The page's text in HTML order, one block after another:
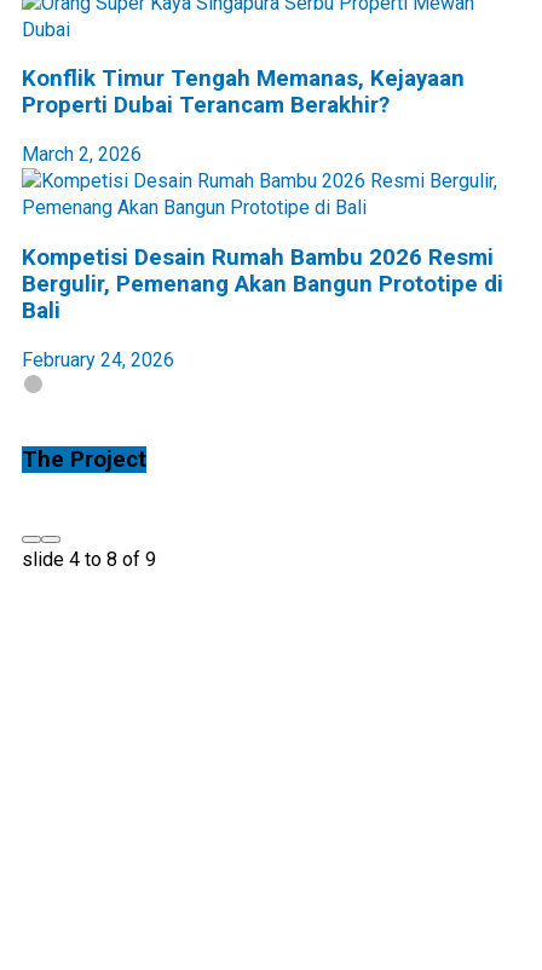
Konflik Timur Tengah Memanas, Kejayaan
Properti Dubai Terancam Berakhir?
March 2, 2026
Kompetisi Desain Rumah Bambu 2026 Resmi
Bergulir, Pemenang Akan Bangun Prototipe di
Bali
February 24, 2026
The Project
slide 4 to 8 of 9